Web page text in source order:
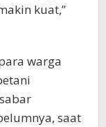
kuat,”
warga
saat